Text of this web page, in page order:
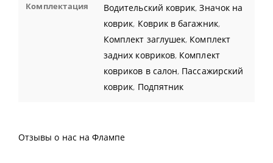
Комплектация Водительский коврик,Значок на
коврик, Коврик в багажник,
Комплект заглушек, Комплект
задних ковриков, Комплект
ковриков в салон, Пассажирский
коврик, Подпятник
Отзывы о нас на Флампе